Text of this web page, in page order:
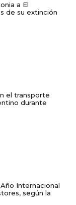
a El
de su extinción
el transporte
durante
Internacional
según la